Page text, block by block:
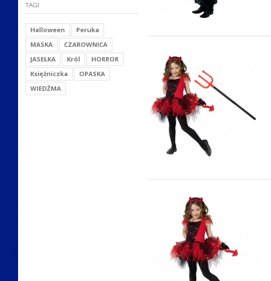
TAGI
Halloween
Peruka
MASKA
CZAROWNICA
JASEŁKA
Król
HORROR
Księżniczka
OPASKA
WIEDŹMA